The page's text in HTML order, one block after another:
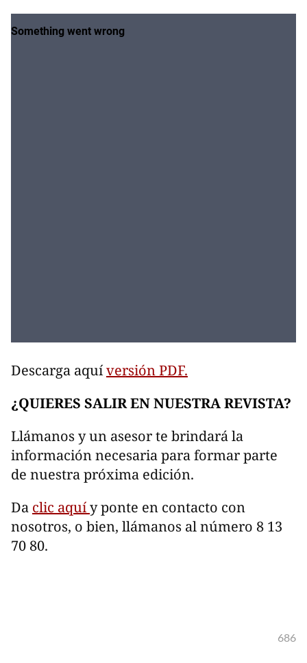
Descarga aquíversión PDF.
¿QUIERES SALIR EN NUESTRA REVISTA?
Llámanos y un asesor te brindará la
información necesaria para formar parte
de nuestra próxima edición.
Da clic aquíy ponte en contacto con
nosotros, o bien, llámanos al número 8 13
70 80.
686